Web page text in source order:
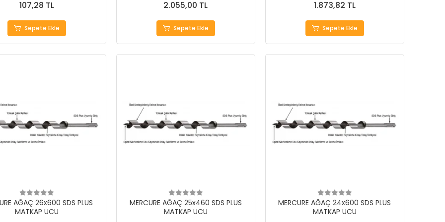
107,28 TL
Sepete Ekle
2.055,00 TL
Sepete Ekle
1.873,82 TL
Sepete Ekle
AĞAÇ 26x600 SDS PLUS
MATKAP UCU
MERCURE AĞAÇ 25x460 SDS PLUS
MATKAP UCU
MERCURE AĞAÇ 24x600 SDS PLUS
MATKAP UCU